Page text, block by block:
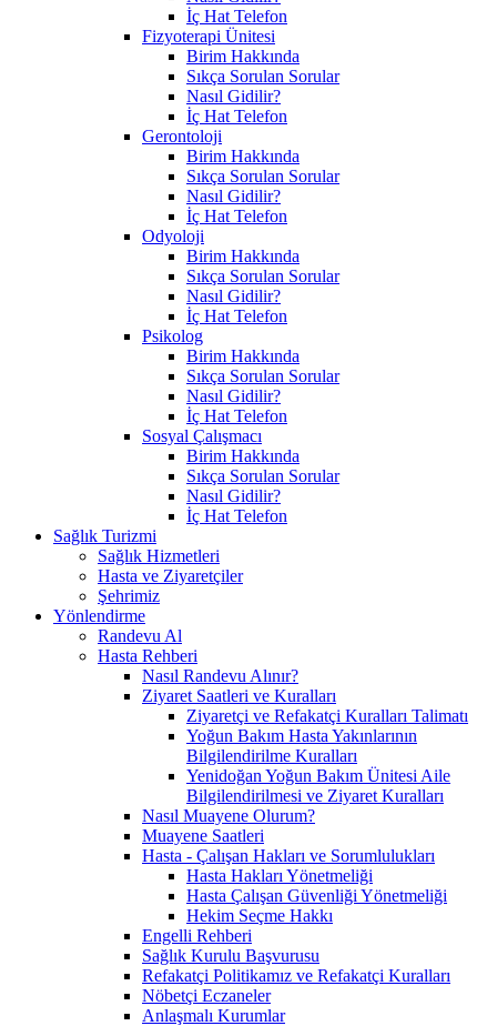
İç Hat Telefon
Fizyoterapi Ünitesi
Birim Hakkında
Sıkça Sorulan Sorular
Nasıl Gidilir?
İç Hat Telefon
Gerontoloji
Birim Hakkında
Sıkça Sorulan Sorular
Nasıl Gidilir?
İç Hat Telefon
Odyoloji
Birim Hakkında
Sıkça Sorulan Sorular
Nasıl Gidilir?
İç Hat Telefon
Psikolog
Birim Hakkında
Sıkça Sorulan Sorular
Nasıl Gidilir?
İç Hat Telefon
Sosyal Çalışmacı
Birim Hakkında
Sıkça Sorulan Sorular
Nasıl Gidilir?
İç Hat Telefon
Sağlık Turizmi
Sağlık Hizmetleri
Hasta ve Ziyaretçiler
Şehrimiz
Yönlendirme
Randevu Al
Hasta Rehberi
Nasıl Randevu Alınır?
Ziyaret Saatleri ve Kuralları
Ziyaretçi ve Refakatçi Kuralları Talimatı
Yoğun Bakım Hasta Yakınlarının
Bilgilendirilme Kuralları
Yenidoğan Yoğun Bakım Ünitesi Aile
Bilgilendirilmesi ve Ziyaret Kuralları
Nasıl Muayene Olurum?
Muayene Saatleri
Hasta - Çalışan Hakları ve Sorumlulukları
Hasta Hakları Yönetmeliği
Hasta Çalışan Güvenliği Yönetmeliği
Hekim Seçme Hakkı
Engelli Rehberi
Sağlık Kurulu Başvurusu
Refakatçi Politikamız ve Refakatçi Kuralları
Nöbetçi Eczaneler
Anlaşmalı Kurumlar